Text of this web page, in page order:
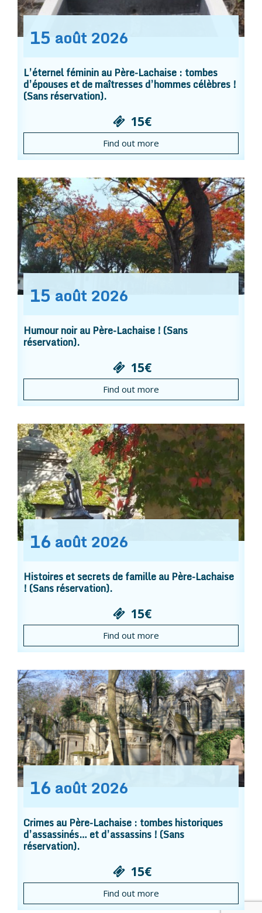
15 août 2026
L’éternel féminin au Père-Lachaise : tombes
d’épouses et de maîtresses d’hommes célèbres !
(Sans réservation).
15€
Find out more
15 août 2026
Humour noir au Père-Lachaise ! (Sans
réservation).
15€
Find out more
16 août 2026
Histoires et secrets de famille au Père-Lachaise
! (Sans réservation).
15€
Find out more
16 août 2026
Crimes au Père-Lachaise : tombes historiques
d’assassinés… et d’assassins ! (Sans
réservation).
15€
Find out more